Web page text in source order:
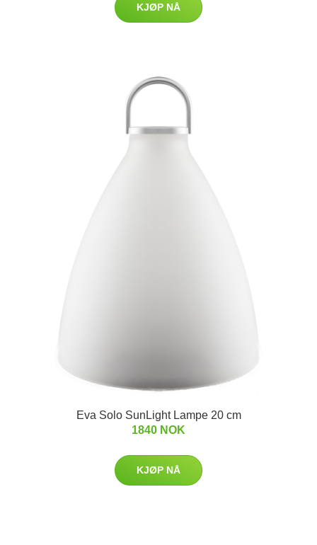
KJØP NÅ
Eva Solo SunLight Lampe 20 cm
1840 NOK
KJØP NÅ